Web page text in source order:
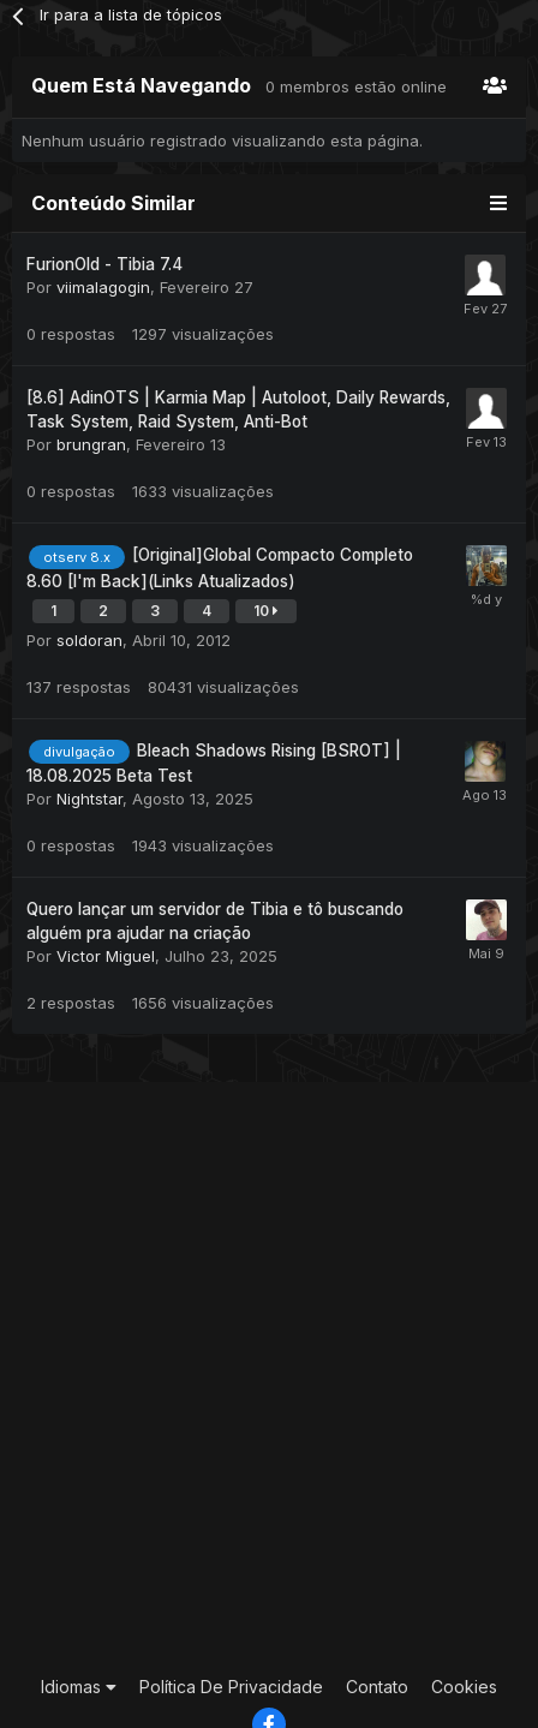
Ir para a lista de tópicos
Quem Está Navegando 0 membros estão online
Nenhum usuário registrado visualizando esta página.
Conteúdo Similar
FurionOld - Tibia 7.4
Por viimalagogin, Fevereiro 27
0 respostas 1297 visualizações
[8.6] AdinOTS | Karmia Map | Autoloot, Daily Rewards,
Task System, Raid System, Anti-Bot
Por brungran, Fevereiro 13
0 respostas 1633 visualizações
otserv 8.x
[Original]Global Compacto Completo
8.60 [I'm Back](Links Atualizados)
1 2 3 4 10
Por soldoran, Abril 10, 2012
137 respostas 80431 visualizações
divulgação
Bleach Shadows Rising [BSROT] |
18.08.2025 Beta Test
Por Nightstar, Agosto 13, 2025
0 respostas 1943 visualizações
Quero lançar um servidor de Tibia e tô buscando
alguém pra ajudar na criação
Por Victor Miguel, Julho 23, 2025
2 respostas 1656 visualizações
Idiomas Política De Privacidade Contato Cookies